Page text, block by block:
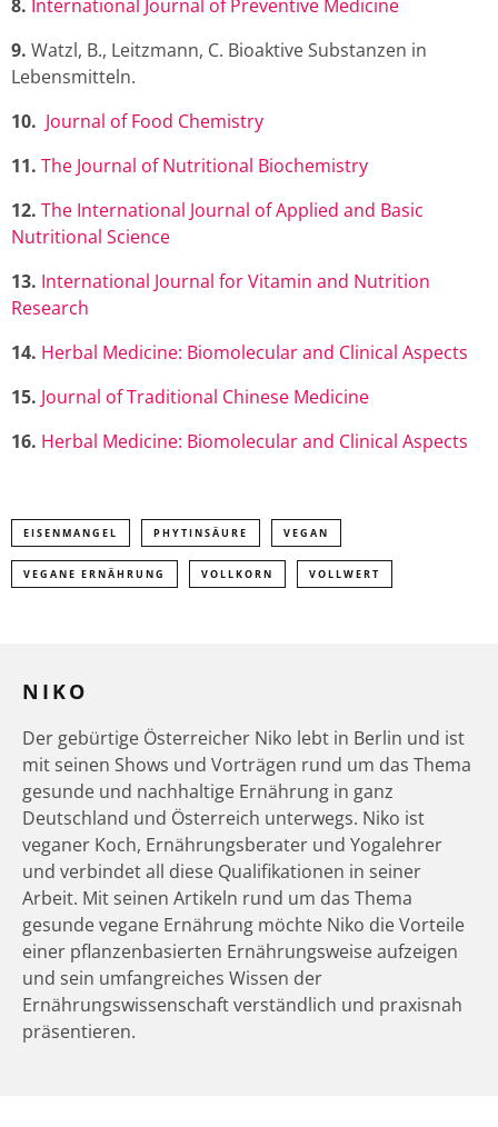
8. International Journal of Preventive Medicine
9. Watzl, B., Leitzmann, C. Bioaktive Substanzen in
Lebensmitteln.
10. Journal of Food Chemistry
11. The Journal of Nutritional Biochemistry
12. The International Journal of Applied and Basic
Nutritional Science
13. International Journal for Vitamin and Nutrition
Research
14. Herbal Medicine: Biomolecular and Clinical Aspects
15. Journal of Traditional Chinese Medicine
16. Herbal Medicine: Biomolecular and Clinical Aspects
EISENMANGEL PHYTINSÄURE VEGAN
VEGANE ERNÄHRUNG VOLLKORN VOLLWERT
NIKO
Der gebürtige Österreicher Niko lebt in Berlin und ist
mit seinen Shows und Vorträgen rund um das Thema
gesunde und nachhaltige Ernährung in ganz
Deutschland und Österreich unterwegs. Niko ist
veganer Koch, Ernährungsberater und Yogalehrer
und verbindet all diese Qualifikationen in seiner
Arbeit. Mit seinen Artikeln rund um das Thema
gesunde vegane Ernährung möchte Niko die Vorteile
einer pflanzenbasierten Ernährungsweise aufzeigen
und sein umfangreiches Wissen der
Ernährungswissenschaft verständlich und praxisnah
präsentieren.